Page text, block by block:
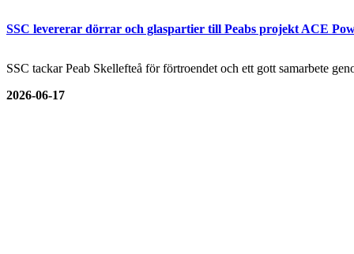
SSC levererar dörrar och glaspartier till Peabs projekt ACE
SSC tackar Peab Skellefteå för förtroendet och ett gott samarbete
2026-06-17